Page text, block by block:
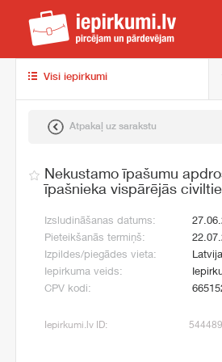
Visi iepirkumi
Atpakaļ uz sarakstu
Nekustamo īpašumu
īpašnieka vispārējās
Izsludināšanas datums:
Pieteikšanās termiņš:
Izpildes/piegādes vieta:
Iepirkuma veids:
CPV kodi:
Iepirkumi.lv ID: